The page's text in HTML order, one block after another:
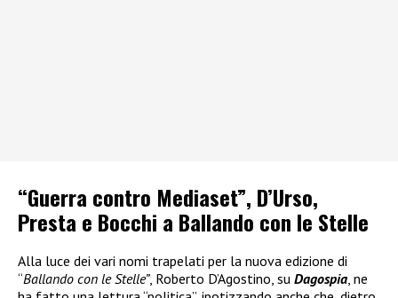
“Guerra contro Mediaset”, D’Urso,
Presta e Bocchi a Ballando con le Stelle
Alla luce dei vari nomi trapelati per la nuova edizione di
“Ballando con le Stelle”, Roberto D’Agostino, su Dagospia, ne